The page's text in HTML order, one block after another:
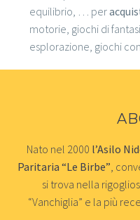
equilibrio, … per
motorie, giochi di
esplorazione, giochi
Nato nel 2000 l’Asilo
Paritaria “Le Birbe” ,
si trova nella
“Vanchiglia” e la più